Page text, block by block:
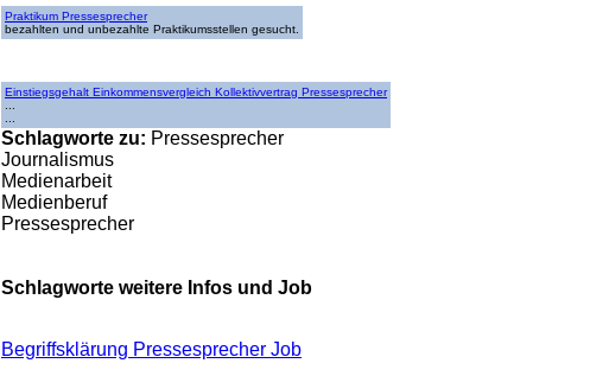
Praktikum Pressesprecher
bezahlten und unbezahlte Praktikumsstellen gesucht.
Einstiegsgehalt Einkommensvergleich Kollektivvertrag Pressesprecher
Schlagworte zu: Pressesprecher
Journalismus
Medienarbeit
Medienberuf
Pressesprecher
Schlagworte weitere Infos und Job
Begriffsklärung Pressesprecher Job